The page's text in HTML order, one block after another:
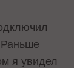
Раньше
я увидел